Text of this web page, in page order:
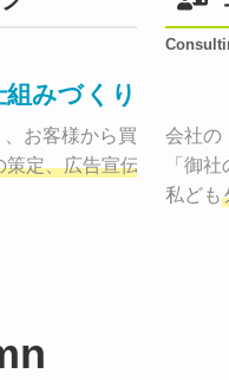
うか。
した場所へ届けるため
みづくり
お客様から買いたくな
策定、広告宣伝に効果検
会社の
「御
私ども